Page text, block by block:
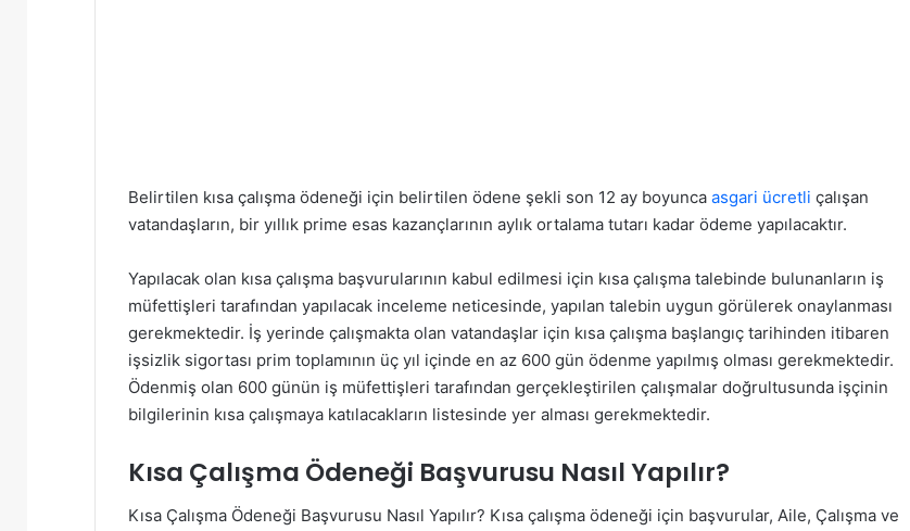
Belirtilen kısa çalışma ödeneği için belirtilen ödene şekli son 12 ay boyunca asgari ücretli çalışan
vatandaşların, bir yıllık prime esas kazançlarının aylık ortalama tutarı kadar ödeme yapılacaktır.
Yapılacak olan kısa çalışma başvurularının kabul edilmesi için kısa çalışma talebinde bulunanların iş
müfettişleri tarafından yapılacak inceleme neticesinde, yapılan talebin uygun görülerek onaylanması
gerekmektedir. İş yerinde çalışmakta olan vatandaşlar için kısa çalışma başlangıç tarihinden itibaren
işsizlik sigortası prim toplamının üç yıl içinde en az 600 gün ödenme yapılmış olması gerekmektedir.
Ödenmiş olan 600 günün iş müfettişleri tarafından gerçekleştirilen çalışmalar doğrultusunda işçinin
bilgilerinin kısa çalışmaya katılacakların listesinde yer alması gerekmektedir.
Kısa Çalışma Ödeneği Başvurusu Nasıl Yapılır?
Kısa Çalışma Ödeneği Başvurusu Nasıl Yapılır? Kısa çalışma ödeneği için başvurular, Aile, Çalışma ve